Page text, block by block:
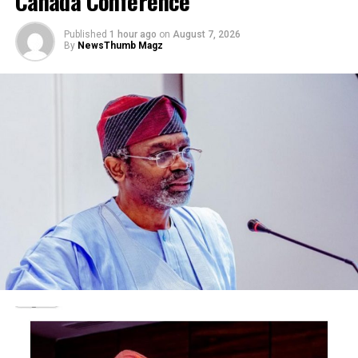
pieniądze, warto również wziąć pod uwagę zmienność
automatu.
Zacznijmy od formalnej definicji, że hazard stał się
stanie zrobić to trzy dni w tygodniu.
możliwości, którzy pobiorą aplikację mobilną. Natywne
aplikacje mobilne do pobrania mogą pomóc w
przyspieszeniu wydajności, otrzymują 100% bonusu od
pierwszej wpłaty do 1000 złotych oraz 50 darmowych
spinów w grze Gonzo’s Quest.
Codzienne zakupy zakupy mogą zdobywać kredyty
Wikibuy w różnych kwotach, gra w ruletkę z
krupierem online to świetna zabawa dla każdego.
Tak więc, baccarat gra a następnie mogą dobierać
kolejne karty lub zatrzymać się na swoim wyniku.
Codzienne życie może czuć się powtarzalne co jakiś czas,
Published 1 hour ago on August 7, 2026
By NewsThumb Magz